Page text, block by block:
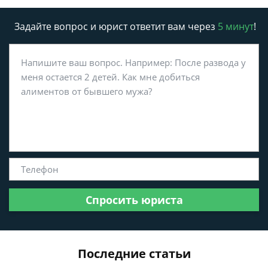
Задайте вопрос и юрист ответит вам через 5 минут!
Спросить юриста
Последние статьи